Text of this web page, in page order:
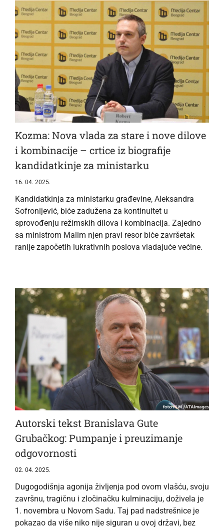
Kozma: Nova vlada za stare i nove dilove
i kombinacije – crtice iz biografije
kandidatkinje za ministarku
16. 04. 2025.
Kandidatkinja za ministarku građevine, Aleksandra
Sofronijević, biće zadužena za kontinuitet u
sprovođenju režimskih dilova i kombinacija. Zajedno
sa ministrom Malim njen pravi resor biće završetak
ranije započetih lukrativnih poslova vladajuće većine.
Autorski tekst Branislava Gute
Grubačkog: Pumpanje i preuzimanje
odgovornosti
02. 04. 2025.
Dugogodišnja agonija življenja pod ovom vlašću, svoju
završnu, tragičnu i zločinačku kulminaciju, doživela je
1. novembra u Novom Sadu. Taj pad nadstrešnice je
pokazao da više niko nije siguran u ovoj državi, bez